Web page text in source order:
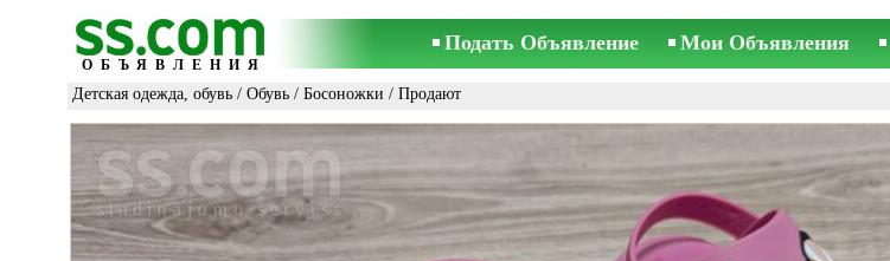
ОБЪЯВЛЕНИЯ
Подать Объявление Мои Объявления
Детская одежда, обувь / Обувь / Босоножки / Продают